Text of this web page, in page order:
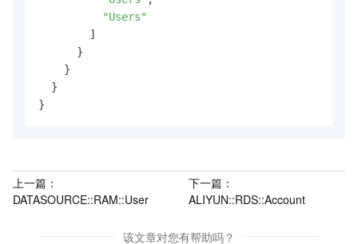
"Users"
]
}
}
}
}
上一篇：
DATASOURCE::RAM::User
下一篇：
ALIYUN::RDS::Account
该文章对您有帮助吗？